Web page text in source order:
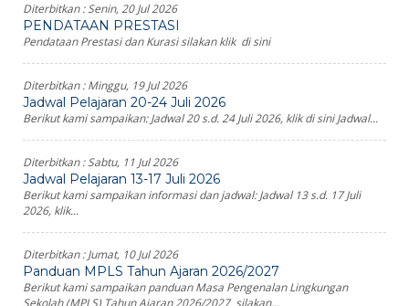
Diterbitkan :Senin, 20 Jul 2026
PENDATAAN PRESTASI
Pendataan Prestasi dan Kurasi silakan klik di sini
Diterbitkan :Minggu, 19 Jul 2026
Jadwal Pelajaran 20-24 Juli 2026
Berikut kami sampaikan: Jadwal 20 s.d. 24 Juli 2026, klik di sini Jadwal...
Diterbitkan :Sabtu, 11 Jul 2026
Jadwal Pelajaran 13-17 Juli 2026
Berikut kami sampaikan informasi dan jadwal: Jadwal 13 s.d. 17 Juli
2026, klik...
Diterbitkan :Jumat, 10 Jul 2026
Panduan MPLS Tahun Ajaran 2026/2027
Berikut kami sampaikan panduan Masa Pengenalan Lingkungan
Sekolah (MPLS) Tahun Ajaran 2026/2027 silakan...